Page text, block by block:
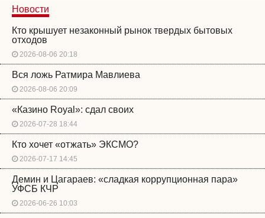
Новости
Кто крышует незаконный рынок твердых бытовых
отходов
2026-08-06 20:18
Вся ложь Ратмира Мавлиева
2026-08-06 20:09
«Казино Royal»: сдал своих
2026-07-28 18:44
Кто хочет «отжать» ЭКСМО?
2026-07-17 14:45
Демин и Цагараев: «сладкая коррупционная пара»
УФСБ КЧР
2026-06-26 10:03